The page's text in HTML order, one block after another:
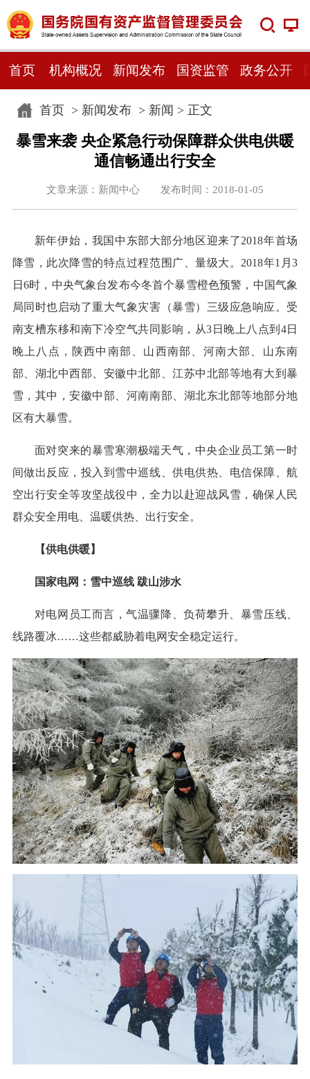
首页 机构概况 新闻发布 国资监管 政务公开
首页> 新闻发布> 新闻 > 正文
暴雪来袭 央企紧急行动保障群众供电供暖
通信畅通出行安全
文章来源：新闻中心 发布时间：2018-01-05
新年伊始，我国中东部大部分地区迎来了2018年首场
降雪，此次降雪的特点过程范围广、量级大。2018年1月3
日6时，中央气象台发布今冬首个暴雪橙色预警，中国气象
局同时也启动了重大气象灾害（暴雪）三级应急响应。受
南支槽东移和南下冷空气共同影响，从3日晚上八点到4日
晚上八点，陕西中南部、山西南部、河南大部、山东南
部、湖北中西部、安徽中北部、江苏中北部等地有大到暴
雪，其中，安徽中部、河南南部、湖北东北部等地部分地
区有大暴雪。
面对突来的暴雪寒潮极端天气，中央企业员工第一时
间做出反应，投入到雪中巡线、供电供热、电信保障、航
空出行安全等攻坚战役中，全力以赴迎战风雪，确保人民
群众安全用电、温暖供热、出行安全。
【供电供暖】
国家电网：雪中巡线 跋山涉水
对电网员工而言，气温骤降、负荷攀升、暴雪压线、
线路覆冰……这些都威胁着电网安全稳定运行。